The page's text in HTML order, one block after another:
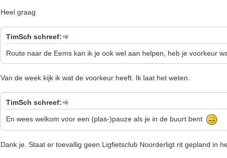
Heel graag
TimSch schreef:
Route naar de Eems kan ik je ook wel aan helpen, heb je voorkeur
Van de week kijk ik wat de voorkeur heeft. Ik laat het weten.
TimSch schreef:
En wees welkom voor een (plas-)pauze als je in de buurt bent
Dank je. Staat er toevallig geen Ligfietsclub Noorderligt rit gepland in